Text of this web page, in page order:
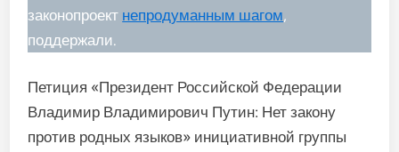
законопроект непродуманным шагом,
поддержали.
Петиция «Президент Российской Федерации
Владимир Владимирович Путин: Нет закону
против родных языков» инициативной группы